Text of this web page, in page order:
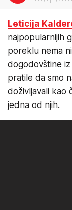
Leticija
najpopularnijih
poreklu nema
dogodovštine
pratile da smo
doživljavali kao
jedna od njih.